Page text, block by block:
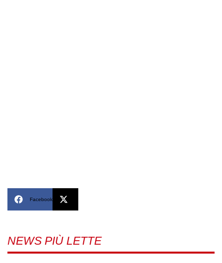
Facebook
NEWS PIÙ LETTE